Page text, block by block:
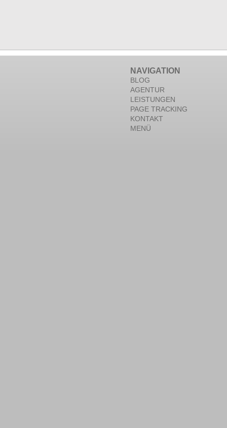
NAVIGATION
BLOG
AGENTUR
LEISTUNGEN
PAGE TRACKING
KONTAKT
MENÜ